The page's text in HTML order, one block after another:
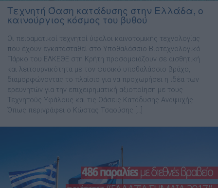
Τεχνητή Όαση κατάδυσης στην Ελλάδα, ο
καινούργιος κόσμος του βυθού
Οι πειραματικοί τεχνητοί ύφαλοι καινοτομικής τεχνολογίας
που έχουν εγκατασταθεί στο Υποθαλάσσιο Βιοτεχνολογικό
Πάρκο του ΕΛΚΕΘΕ στη Κρήτη προσομοιάζουν σε αισθητική
και λειτουργικότητα με τον φυσικό υποθαλάσσιο βράχο,
διαμορφώνοντας το πλαίσιο για να προχωρήσει η ιδέα των
ερευνητών για την επιχειρηματική αξιοποίηση με τους
Τεχνητούς Υφάλους και τις Οάσεις Κατάδυσης Αναψυχής
Όπως περιγράφει ο Κώστας Τσαούσης […]